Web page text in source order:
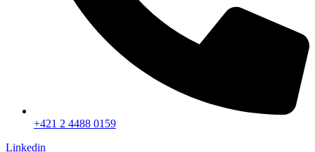
+421 2 4488 0159
Linkedin